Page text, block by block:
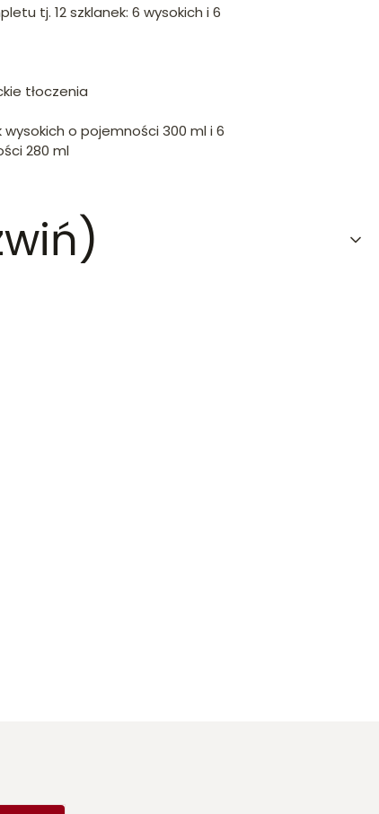
tj. 12 szklanek: 6 wysokich i 6
tłoczenia
o pojemności 300 ml i 6
280 ml